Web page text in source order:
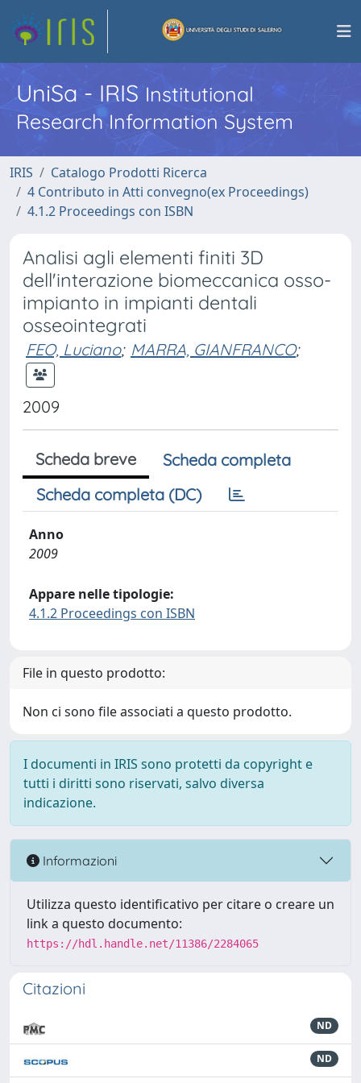
UniSa - IRISInstitutional
Research Information System
IRIS
Catalogo Prodotti Ricerca
4 Contributo in Atti convegno(ex Proceedings)
4.1.2 Proceedings con ISBN
Analisi agli elementi finiti 3D
dell'interazione biomeccanica osso-
impianto in impianti dentali
osseointegrati
FEO, Luciano; MARRA, GIANFRANCO;
2009
Scheda breve
Scheda completa
Scheda completa (DC)
Anno
2009
Appare nelle tipologie:
4.1.2 Proceedings con ISBN
File in questo prodotto:
Non ci sono file associati a questo prodotto.
I documenti in IRIS sono protetti da copyright e
tutti i diritti sono riservati, salvo diversa
indicazione.
Informazioni
Utilizza questo identificativo per citare o creare un
link a questo documento:
https://hdl.handle.net/11386/2284065
Citazioni
ND
ND